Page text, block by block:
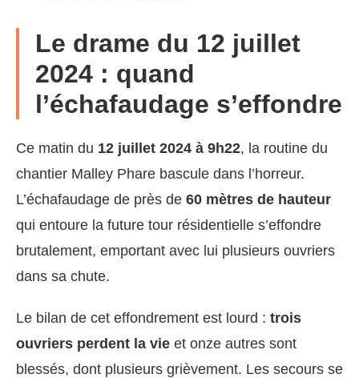
Le drame du 12 juillet
2024 : quand
l’échafaudage s’effondre
Ce matin du 12 juillet 2024 à 9h22, la routine du
chantier Malley Phare bascule dans l’horreur.
L’échafaudage de près de 60 mètres de hauteur
qui entoure la future tour résidentielle s’effondre
brutalement, emportant avec lui plusieurs ouvriers
dans sa chute.
Le bilan de cet effondrement est lourd : trois
ouvriers perdent la vie et onze autres sont
blessés, dont plusieurs grièvement. Les secours se